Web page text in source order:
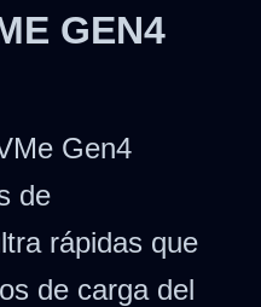
GEN4
Gen4
de
rápidas que
de carga del